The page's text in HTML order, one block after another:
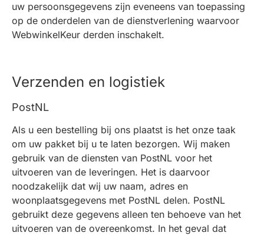
uw persoonsgegevens zijn eveneens van toepassing
op de onderdelen van de dienstverlening waarvoor
WebwinkelKeur derden inschakelt.
Verzenden en logistiek
PostNL
Als u een bestelling bij ons plaatst is het onze taak
om uw pakket bij u te laten bezorgen. Wij maken
gebruik van de diensten van PostNL voor het
uitvoeren van de leveringen. Het is daarvoor
noodzakelijk dat wij uw naam, adres en
woonplaatsgegevens met PostNL delen. PostNL
gebruikt deze gegevens alleen ten behoeve van het
uitvoeren van de overeenkomst. In het geval dat